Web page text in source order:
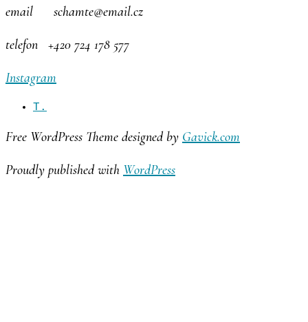
email schamte@email.cz
telefon +420 724 178 577
Instagram
T.
Free WordPress Theme designed by Gavick.com
Proudly published with WordPress